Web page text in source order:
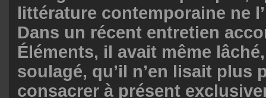
littérature contemporaine ne
Dans un récent entretien
Éléments, il avait même
soulagé, qu’il n’en lisait plus
consacrer à présent